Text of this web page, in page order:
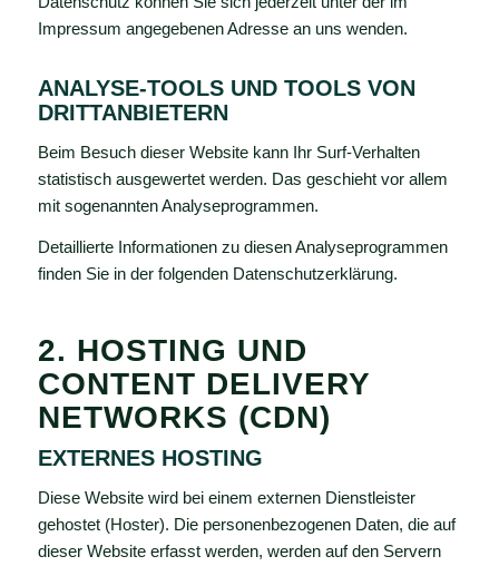
Impressum angegebenen Adresse an uns wenden.
ANALYSE-TOOLS UND TOOLS VON
DRITT­ANBIETERN
Beim Besuch dieser Website kann Ihr Surf-Verhalten
statistisch ausgewertet werden. Das geschieht vor allem
mit sogenannten Analyseprogrammen.
Detaillierte Informationen zu diesen Analyseprogrammen
finden Sie in der folgenden Datenschutzerklärung.
2. HOSTING UND
CONTENT DELIVERY
NETWORKS (CDN)
EXTERNES HOSTING
Diese Website wird bei einem externen Dienstleister
gehostet (Hoster). Die personenbezogenen Daten, die auf
dieser Website erfasst werden, werden auf den Servern